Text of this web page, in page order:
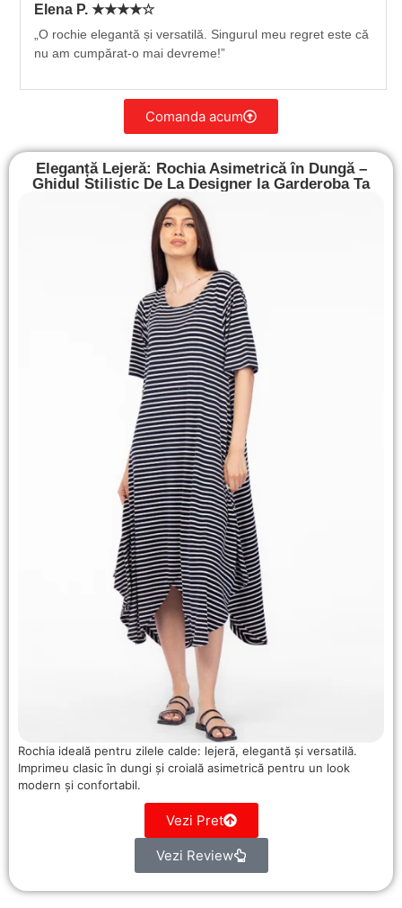
Elena P. ★★★★☆
„O rochie elegantă și versatilă. Singurul meu regret este că
nu am cumpărat-o mai devreme!”
Comanda acum
Eleganță Lejeră: Rochia Asimetrică în Dungă –
Ghidul Stilistic De La Designer la Garderoba Ta
Rochia ideală pentru zilele calde: lejeră, elegantă și versatilă.
Imprimeu clasic în dungi și croială asimetrică pentru un look
modern și confortabil.
Vezi Pret
Vezi Review